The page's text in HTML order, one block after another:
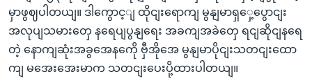
မှာဖွဈပါတယျ။ ဒါကွောင့ျ ထိုငျးရောကျ မွနျမာရှှေ့ပွောငျး
အလုပျသမားတှေ နရေပျပွနျရေး အခကျအခဲတှေ ရငျဆိုငျနရေ
တဲ့ နောကျဆုံးအခွအေနကေို ဗှီအိုအေ မွနျမာပိုငျးသတငျးထော
ကျ မအေးအေးမာက သတငျးပေးပို့ထားပါတယျ။